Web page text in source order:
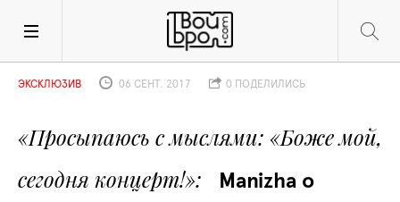
«Просыпаюсь с мыслями: «Боже мой,
сегодня концерт!»
Manizha о
ЭКСКЛЮЗИВ 06 СЕНТ. 2017 0 ПОДЕЛИЛИСЬ